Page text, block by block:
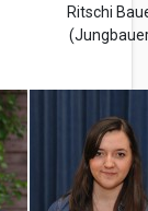
Ritschi